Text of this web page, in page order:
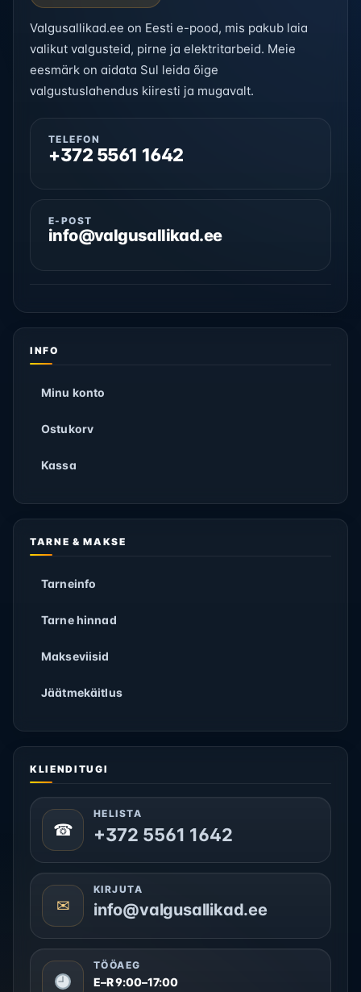
Valgusallikad.ee on Eesti e-pood, mis pakub laia
valikut valgusteid, pirne ja elektritarbeid. Meie
eesmärk on aidata Sul leida õige
valgustuslahendus kiiresti ja mugavalt.
TELEFON
+372 5561 1642
E-POST
info@valgusallikad.ee
INFO
Minu konto
Ostukorv
Kassa
TARNE & MAKSE
Tarneinfo
Tarne hinnad
Makseviisid
Jäätmekäitlus
KLIENDITUGI
☎
HELISTA
+372 5561 1642
✉
KIRJUTA
info@valgusallikad.ee
TÖÖAEG
E–R 9:00–17:00